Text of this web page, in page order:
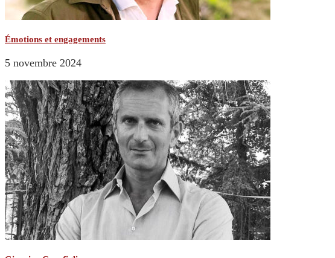
Émotions et engagements
5 novembre 2024